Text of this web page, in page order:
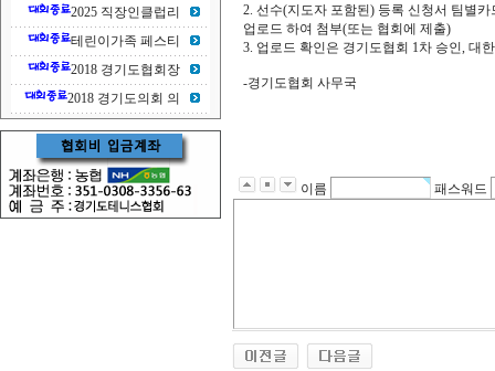
2025 직장인클럽리
테린이가족 페스티
2018 경기도협회장
2018 경기도의회 의
2. 선수(지도자 포함된) 등록 신청서 팀별
업로드 하여 첨부(또는 협회에 제출)
3. 업로드 확인은 경기도협회 1차 승인, 대
-경기도협회 사무국
이름 패스워드